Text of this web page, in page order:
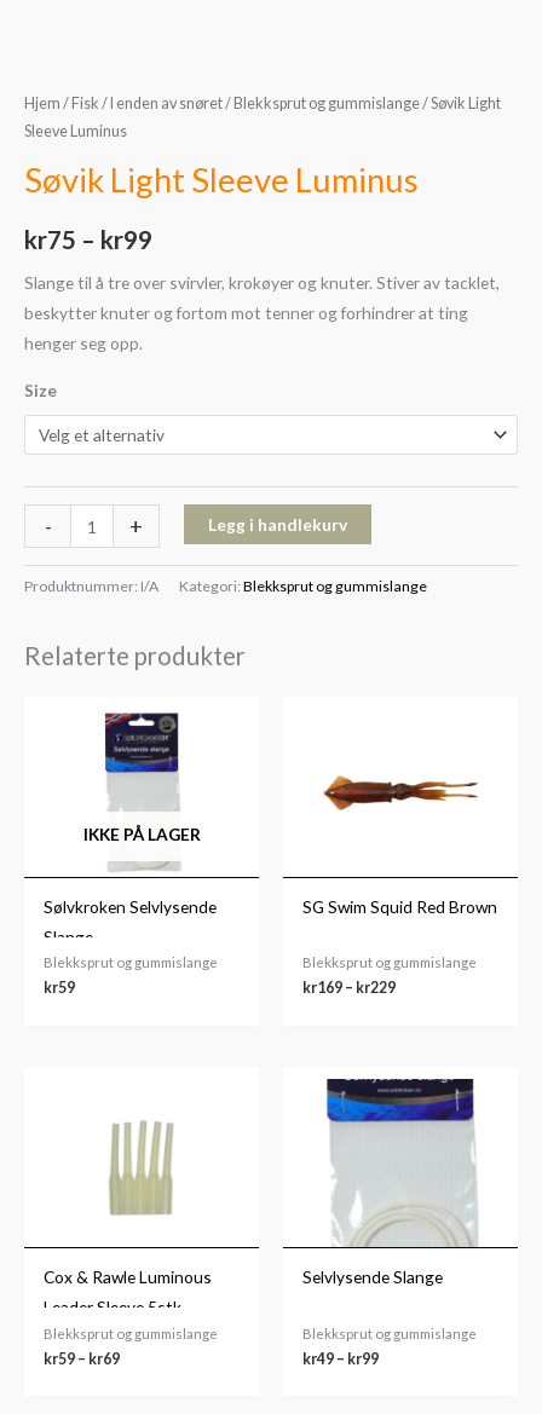
Hjem / Fisk / I enden av snøret/ Blekksprut og gummislange/ Søvik Light
Sleeve Luminus
Søvik Light Sleeve Luminus
kr75 – kr99
Slange til å tre over svirvler, krokøyer og knuter. Stiver av tacklet,
beskytter knuter og fortom mot tenner og forhindrer at ting
henger seg opp.
Size
- + Legg i handlekurv
Produktnummer: I/A Kategori: Blekksprut og gummislange
Relaterte produkter
IKKE PÅ LAGER
Sølvkroken Selvlysende
Slange
Blekksprut og gummislange
kr59
SG Swim Squid Red Brown
Blekksprut og gummislange
kr169 – kr229
Cox & Rawle Luminous
Leader Sleeve 5stk.
Blekksprut og gummislange
kr59 – kr69
kr69
Selvlysende Slange
Blekksprut og gummislange
kr49 – kr99
kr49
til